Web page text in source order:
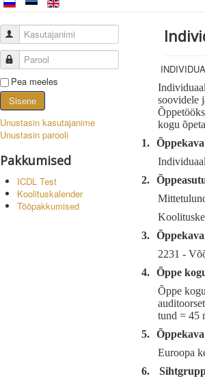
Kasutajanimi
Parool
Pea meeles
Sisene
Unustasin kasutajanime
Unustasin parooli
Pakkumised
ICDL Test
Koolituskalender
Tööpakkumised
soovidele
kogu
1.
2.
3.
2231 -
4.
Õppe
Õppe
tund = 45
5.
Euroopa
6.